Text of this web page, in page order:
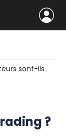
sont-ils
?